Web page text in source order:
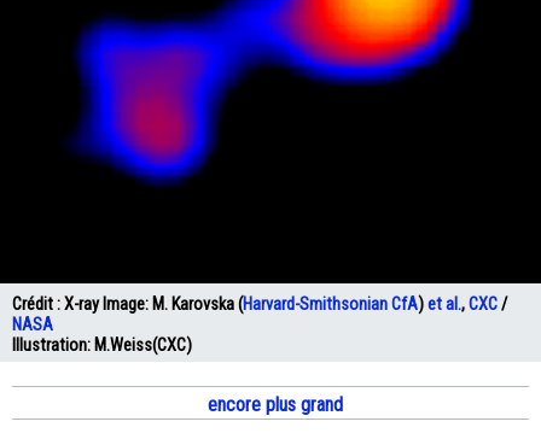
Crédit :X-ray Image: M. Karovska (Harvard-Smithsonian CfA)et al.,CXC/
NASA
Illustration: M.Weiss(CXC)
encore plus grand